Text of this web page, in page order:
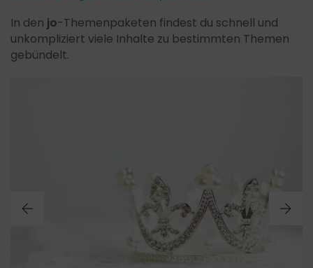
In den jo-Themenpaketen findest du schnell und
unkompliziert viele Inhalte zu bestimmten Themen
gebündelt.